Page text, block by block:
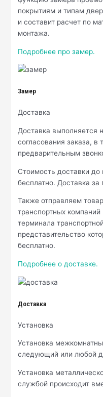
покрытиям и типам
и составит расчет по
монтажа.
Подробнее про замер.
Замер
Доставка
Доставка выполняется
согласования заказа, в
предварительным
Стоимость доставки
бесплатно. Доставка
Также отправляем
транспортных
терминала
представительство
бесплатно.
Подробнее о доставке.
Доставка
Установка
Установка
следующий или любой
Установка
службой происходит